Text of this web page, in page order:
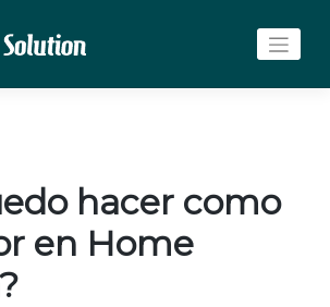
hacer como
en Home